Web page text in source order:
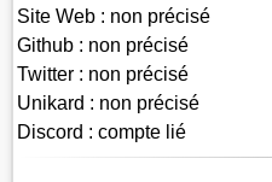
Site Web : non précisé
Github : non précisé
Twitter : non précisé
Unikard : non précisé
Discord : compte lié